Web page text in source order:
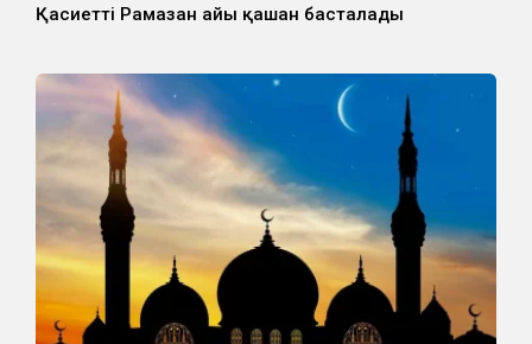
Қасиетті Рамазан айы қашан басталады